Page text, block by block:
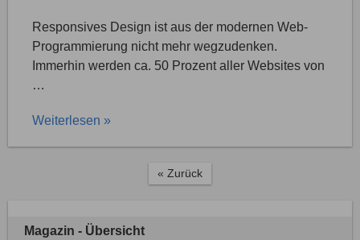
Responsives Design ist aus der modernen Web-
Programmierung nicht mehr wegzudenken.
Immerhin werden ca. 50 Prozent aller Websites von
…
Weiterlesen »
« Zurück
Magazin - Übersicht